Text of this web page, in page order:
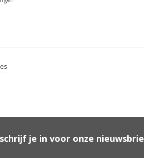
je in voor onze